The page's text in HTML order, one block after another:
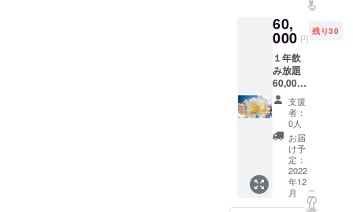
ます) ※
お連れ
様は
別。
る
60,
000 円
残り30
１年飲
み放題
60,000
円 ※今
回のご
支援で
ご来店
から1年
間、毎
日でも
飲み放
題をご
利用い
支援
者：
0人
お届
け予
定：
2022
年12
月
こ
の
リ